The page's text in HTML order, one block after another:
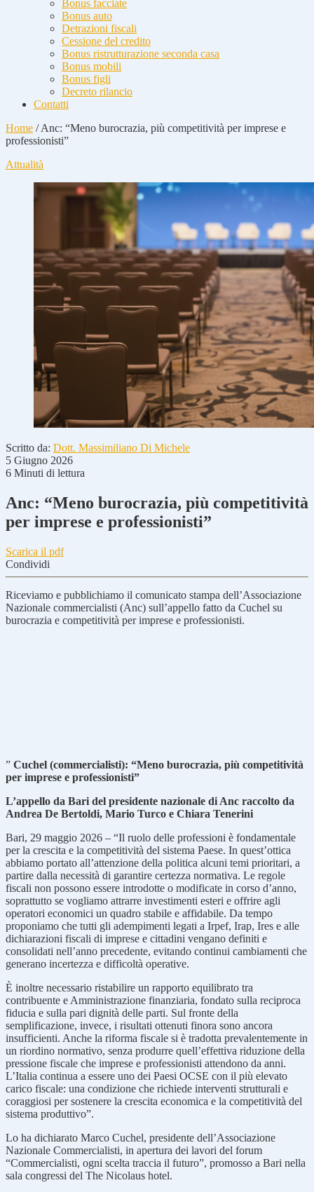
Bonus facciate
Bonus auto
Detrazioni fiscali
Cessione del credito
Bonus ristrutturazione seconda casa
Bonus mobili
Bonus figli
Decreto rilancio
Contatti
Home /Anc: “Meno burocrazia, più competitività per imprese e
professionisti”
Attualità
Scritto da: Dott. Massimiliano Di Michele
5 Giugno 2026
6 Minuti di lettura
Anc: “Meno burocrazia, più competitività
per imprese e professionisti”
Scarica il pdf
Condividi
Riceviamo e pubblichiamo il comunicato stampa dell’Associazione
Nazionale commercialisti (Anc) sull’appello fatto da Cuchel su
burocrazia e competitività per imprese e professionisti.
” Cuchel (commercialisti): “Meno burocrazia, più competitività
per imprese e professionisti”
L’appello da Bari del presidente nazionale di Anc raccolto da
Andrea De Bertoldi, Mario Turco e Chiara Tenerini
Bari, 29 maggio 2026 – “Il ruolo delle professioni è fondamentale
per la crescita e la competitività del sistema Paese. In quest’ottica
abbiamo portato all’attenzione della politica alcuni temi prioritari, a
partire dalla necessità di garantire certezza normativa. Le regole
fiscali non possono essere introdotte o modificate in corso d’anno,
soprattutto se vogliamo attrarre investimenti esteri e offrire agli
operatori economici un quadro stabile e affidabile. Da tempo
proponiamo che tutti gli adempimenti legati a Irpef, Irap, Ires e alle
dichiarazioni fiscali di imprese e cittadini vengano definiti e
consolidati nell’anno precedente, evitando continui cambiamenti che
generano incertezza e difficoltà operative.
È inoltre necessario ristabilire un rapporto equilibrato tra
contribuente e Amministrazione finanziaria, fondato sulla reciproca
fiducia e sulla pari dignità delle parti. Sul fronte della
semplificazione, invece, i risultati ottenuti finora sono ancora
insufficienti. Anche la riforma fiscale si è tradotta prevalentemente in
un riordino normativo, senza produrre quell’effettiva riduzione della
pressione fiscale che imprese e professionisti attendono da anni.
L’Italia continua a essere uno dei Paesi OCSE con il più elevato
carico fiscale: una condizione che richiede interventi strutturali e
coraggiosi per sostenere la crescita economica e la competitività del
sistema produttivo”.
Lo ha dichiarato Marco Cuchel, presidente dell’Associazione
Nazionale Commercialisti, in apertura dei lavori del forum
“Commercialisti, ogni scelta traccia il futuro”, promosso a Bari nella
sala congressi del The Nicolaus hotel.